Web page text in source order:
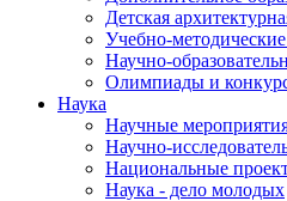
Детская
Учебно-
Научно-
Олимпиады и
Наука
Научные
Научно-
Национальные
Наука - дело молодых